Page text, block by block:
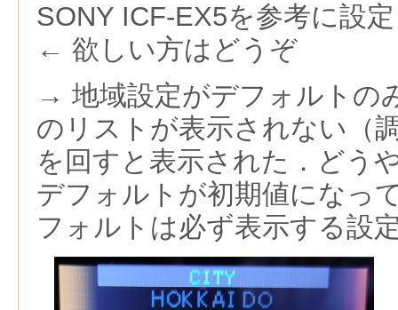
SONY ICF-EX5を参考に設
← 欲しい方はどうぞ
→ 地域設定がデフォルトの
のリストが表示されない（
を回すと表示された．どう
デフォルトが初期値になっ
フォルトは必ず表示する設